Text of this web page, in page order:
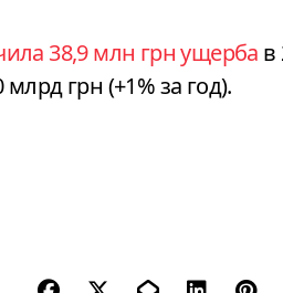
38,9 млн грн ущерба в
грн (+1% за год).